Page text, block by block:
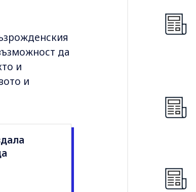
да
и
и